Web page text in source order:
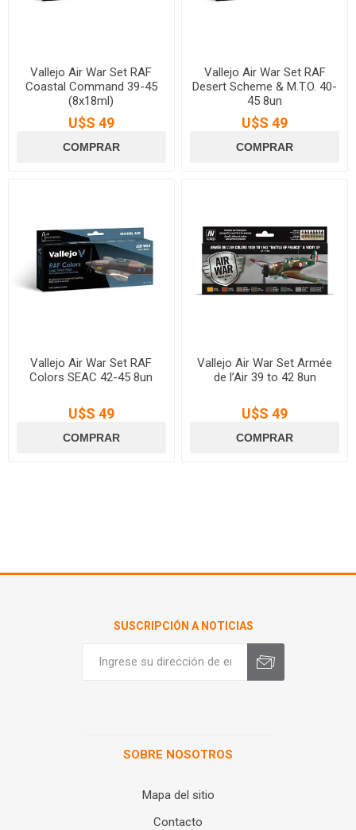
Vallejo Air War Set RAF
Coastal Command 39-45
(8x18ml)
U$S 49
Vallejo Air War Set RAF
Desert Scheme & M.T.O. 40-
45 8un
U$S 49
Vallejo Air War Set RAF
Colors SEAC 42-45 8un
U$S 49
Vallejo Air War Set Armée
de l’Air 39 to 42 8un
U$S 49
SUSCRIPCIÓN A NOTICIAS
SOBRE NOSOTROS
Mapa del sitio
Contacto